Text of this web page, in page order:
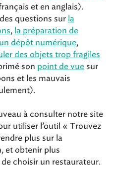
et en anglais).
questions sur la
, la préparation de
dépôt numérique,
des objets trop fragiles
son point de vue sur
et les mauvais
à consulter notre site
utiliser l’outil « Trouvez
plus sur la
et obtenir plus
choisir un restaurateur.